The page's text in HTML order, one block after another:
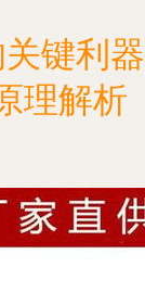
键利器
理解析